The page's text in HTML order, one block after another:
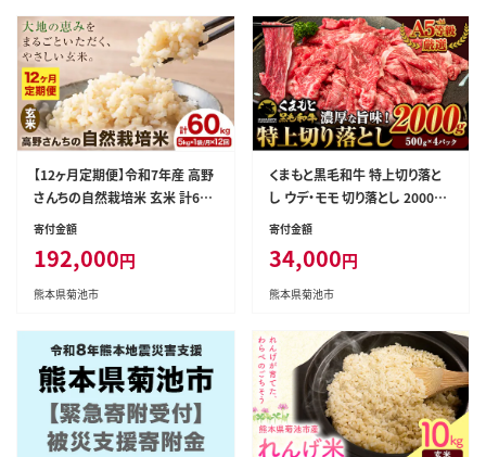
【12ヶ月定期便】令和7年産 高野
さんちの自然栽培米 玄米 計60k
g(5kg×1袋/月×12回) 《通常パ
申込み翌月から出荷》熊本県 菊
池市 米 お米 ヒノヒカリ ひのひ
県産---045-3033---
寄付金額
192,000円
熊本県菊池市
くまもと黒毛和牛 特上切り落と
し ウデ・モモ 切り落とし 2000g
牛肉 冷凍 《7-14日以内に出荷予
分け 小分け 個包装 モモ スライ
ス 肉 お肉 しゃぶしゃぶ すき焼き
寄付金額
34,000円
熊本県菊池市